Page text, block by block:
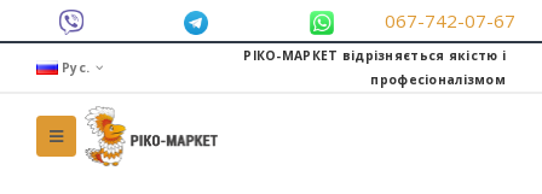
067-742-07-67
Рус.
РІКО-МАРКЕТ відрізняється якістю і
професіоналізмом